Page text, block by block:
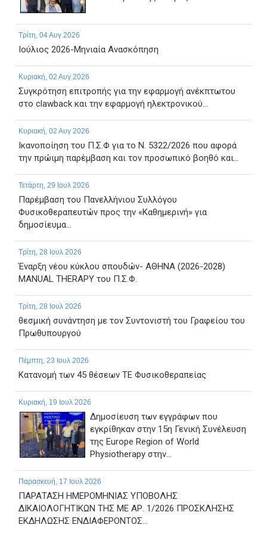
Τρίτη, 04 Αυγ 2026
Ιούλιος 2026-Μηνιαία Ανασκόπηση
Κυριακή, 02 Αυγ 2026
Συγκρότηση επιτροπής για την εφαρμογή ανέκπτωτου
στο clawback και την εφαρμογή ηλεκτρονικού...
Κυριακή, 02 Αυγ 2026
Ικανοποίηση του Π.Σ.Φ για το Ν. 5322/2026 που αφορά
την πρώιμη παρέμβαση και τον προσωπικό βοηθό και...
Τετάρτη, 29 Ιουλ 2026
Παρέμβαση του Πανελλήνιου Συλλόγου
Φυσικοθεραπευτών προς την «Καθημερινή» για
δημοσίευμα...
Τρίτη, 28 Ιουλ 2026
Έναρξη νέου κύκλου σπουδών- ΑΘΗΝΑ (2026-2028)
MANUAL THERAPY του Π.Σ.Φ.
Τρίτη, 28 Ιουλ 2026
θεσμική συνάντηση με τον Συντονιστή του Γραφείου του
Πρωθυπουργού
Πέμπτη, 23 Ιουλ 2026
Κατανομή των 45 θέσεων ΤΕ Φυσικοθεραπείας
Κυριακή, 19 Ιουλ 2026
Δημοσίευση των εγγράφων που
εγκρίθηκαν στην 15η Γενική Συνέλευση
της Europe Region of World
Physiotherapy στην...
Παρασκευή, 17 Ιουλ 2026
ΠΑΡΑΤΑΣΗ ΗΜΕΡΟΜΗΝΙΑΣ ΥΠΟΒΟΛΗΣ
ΔΙΚΑΙΟΛΟΓΗΤΙΚΩΝ ΤΗΣ ΜΕ ΑΡ. 1/2026 ΠΡΟΣΚΛΗΣΗΣ
ΕΚΔΗΛΩΣΗΣ ΕΝΔΙΑΦΕΡΟΝΤΟΣ...